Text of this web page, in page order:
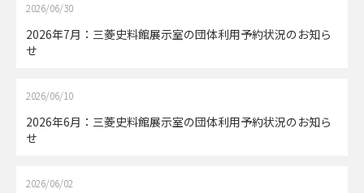
2026/06/30
2026年7月：三菱史料館展示室の団体利用予約状況のお知ら
せ
2026/06/10
2026年6月：三菱史料館展示室の団体利用予約状況のお知ら
せ
2026/06/02